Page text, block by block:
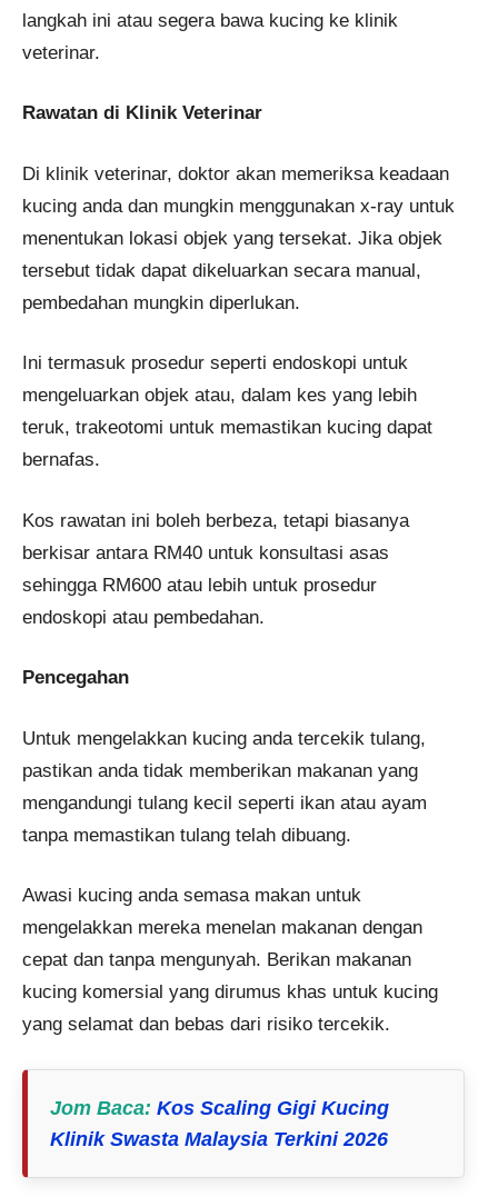
langkah ini atau segera bawa kucing ke klinik
veterinar​​​​.
Rawatan di Klinik Veterinar
Di klinik veterinar, doktor akan memeriksa keadaan
kucing anda dan mungkin menggunakan x-ray untuk
menentukan lokasi objek yang tersekat. Jika objek
tersebut tidak dapat dikeluarkan secara manual,
pembedahan mungkin diperlukan.
Ini termasuk prosedur seperti endoskopi untuk
mengeluarkan objek atau, dalam kes yang lebih
teruk, trakeotomi untuk memastikan kucing dapat
bernafas.
Kos rawatan ini boleh berbeza, tetapi biasanya
berkisar antara RM40 untuk konsultasi asas
sehingga RM600 atau lebih untuk prosedur
endoskopi atau pembedahan​​​​.
Pencegahan
Untuk mengelakkan kucing anda tercekik tulang,
pastikan anda tidak memberikan makanan yang
mengandungi tulang kecil seperti ikan atau ayam
tanpa memastikan tulang telah dibuang.
Awasi kucing anda semasa makan untuk
mengelakkan mereka menelan makanan dengan
cepat dan tanpa mengunyah. Berikan makanan
kucing komersial yang dirumus khas untuk kucing
yang selamat dan bebas dari risiko tercekik​​.
Jom Baca: Kos Scaling Gigi Kucing
Klinik Swasta Malaysia Terkini 2026